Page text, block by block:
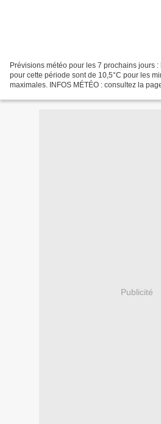
Prévisions météo pour les 7 prochains jours
pour cette période sont de 10,5°C pour les
maximales. INFOS MÉTÉO : consultez la
Publicité